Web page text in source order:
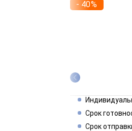
- 40%
Срок
Срок